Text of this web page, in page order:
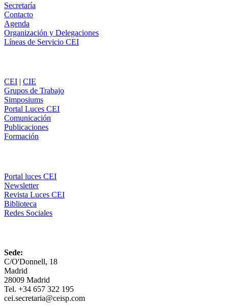
Secretaría
Contacto
Agenda
Organización y Delegaciones
Líneas de Servicio CEI
CEI | CIE
Grupos de Trabajo
Simposiums
Portal Luces CEI
Comunicación
Publicaciones
Formación
Portal luces CEI
Newsletter
Revista Luces CEI
Biblioteca
Redes Sociales
Sede:
C/O'Donnell, 18
Madrid
28009 Madrid
Tel. +34 657 322 195
cei.secretaria@ceisp.com